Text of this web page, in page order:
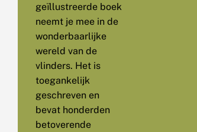
geïllustreerde boek
neemt je mee in de
wonderbaarlijke
wereld van de
vlinders. Het is
toegankelijk
geschreven en
bevat honderden
betoverende